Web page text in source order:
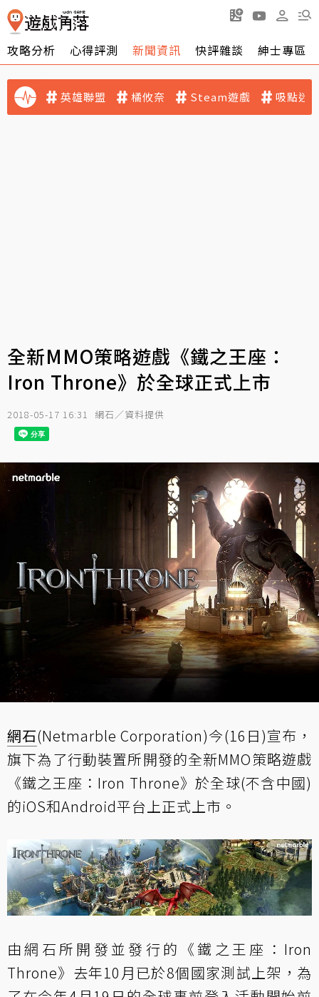
攻略分析 心得評測 新聞資訊 快評雜談 紳士專區
英雄聯盟 橘攸奈 Steam遊戲 吸點迷
全新MMO策略遊戲《鐵之王座：
Iron Throne》於全球正式上市
2018-05-17 16:31 網石／資料提供
網石(Netmarble Corporation)今(16日)宣布，
旗下為了行動裝置所開發的全新MMO策略遊戲
《鐵之王座：Iron Throne》於全球(不含中國)
的iOS和Android平台上正式上市。
由網石所開發並發行的《鐵之王座：Iron
Throne》去年10月已於8個國家測試上架，為